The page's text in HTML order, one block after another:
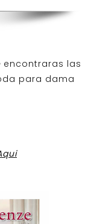
encontraras las
para dama